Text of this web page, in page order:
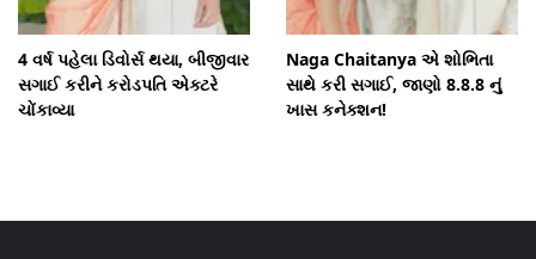
4 વર્ષ પહેલા ડિવોર્સ થયા, બીજીવાર
સગાઈ કરીને કરોડપતિ એક્ટરે
ચોંકાવ્યા
Naga Chaitanya એ શોભિતા
સાથે કરી સગાઈ, જાણો 8.8.8 નું
ખાસ કનેક્શન!